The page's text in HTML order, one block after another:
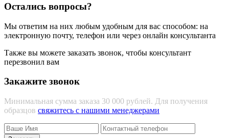
Остались вопросы?
Мы ответим на них любым удобным для вас способом: на
электронную почту, телефон или через онлайн консультанта
Также вы можете заказать звонок, чтобы консультант
перезвонил вам
Закажите звонок
Минимальная сумма заказа 30 000 рублей. Для получения
образцов свяжитесь с нашими менеджерами